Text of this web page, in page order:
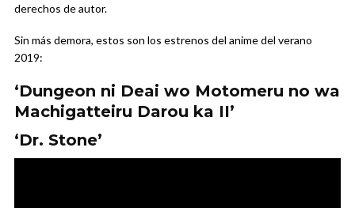
derechos de autor.
Sin más demora, estos son los estrenos del anime del verano
2019:
‘Dungeon ni Deai wo Motomeru no wa
Machigatteiru Darou ka II’
‘Dr. Stone’